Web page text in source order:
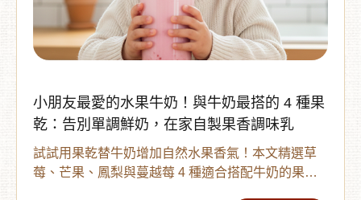
小朋友最愛的水果牛奶！與牛奶最搭的 4 種果
乾：告別單調鮮奶，在家自製果香調味乳
試試用果乾替牛奶增加自然水果香氣！本文精選草
莓、芒果、鳳梨與蔓越莓 4 種適合搭配牛奶的果